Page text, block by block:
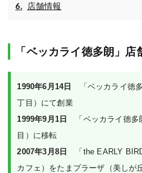
店舗情報
「ベッカライ徳多朗」店
1990年6月14日 「ベッカライ徳
丁目）にて創業
1999年9月1日 「ベッカライ徳多
2007年3月8日 「the EARLY
カフェ）をたまプラーザ（美しが